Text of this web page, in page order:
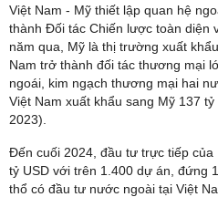
Việt Nam - Mỹ thiết lập quan hệ
thành Đối tác Chiến lược toàn diện
năm qua, Mỹ là thị trường xuất
Nam trở thành đối tác thương mại
ngoái, kim ngạch thương mại hai
Việt Nam xuất khẩu sang Mỹ 137
2023).
Đến cuối 2024, đầu tư trực tiếp
tỷ USD với trên 1.400 dự án, đứng
thổ có đầu tư nước ngoài tại Việt